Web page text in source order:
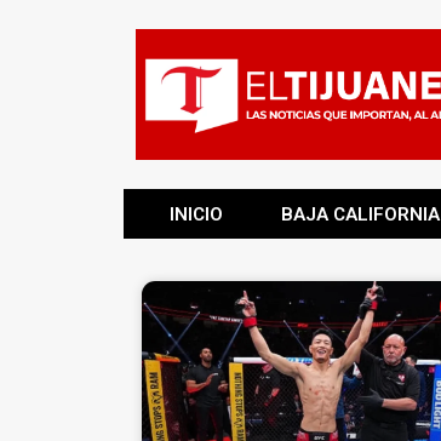
INICIO BAJA CALIFORNIA